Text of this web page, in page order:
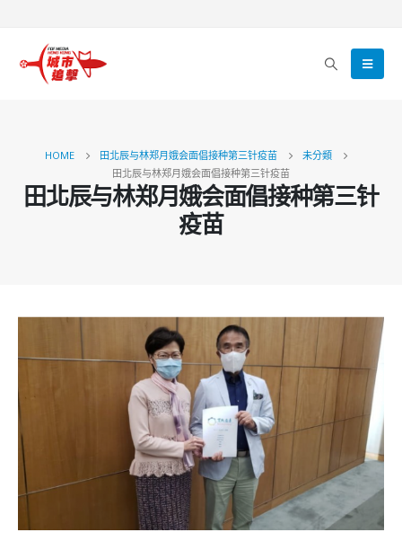
HOME 田北辰与林郑月娥会面倡接种第三针疫苗
未分類
田北辰与林郑月娥会面倡接种第三针疫苗
田北辰与林郑月娥会面倡接种第三针
疫苗